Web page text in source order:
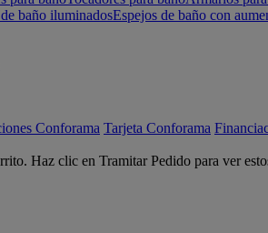
baño iluminadosEspejos de baño con
Conforama Tarjeta Conforama
Haz clic en Tramitar Pedido para ver